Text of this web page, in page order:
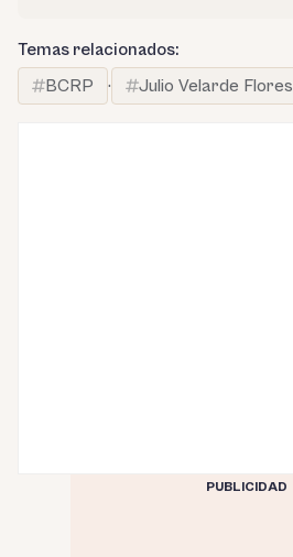
Temas relacionados:
BCRP
· Julio Velarde Flores
PUBLICIDAD